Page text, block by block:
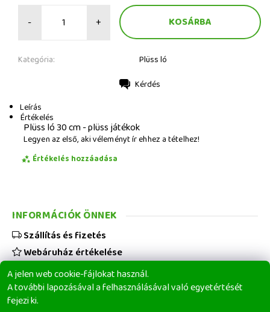
- +
Kategória: Plüss ló
Kérdés
Leírás
Értékelés
Plüss ló 30 cm - plüss játékok
Legyen az első, aki véleményt ír ehhez a tételhez!
Értékelés hozzáadása
A jelen web cookie-fájlokat használ.
A további lapozásával a felhasználásával való egyetértését
fejezi ki.
INFORMÁCIÓK ÖNNEK
Szállítás és fizetés
Webáruház értékelése
Viszonteladóknak
Üzleti feltételek
Elérhetőségeink